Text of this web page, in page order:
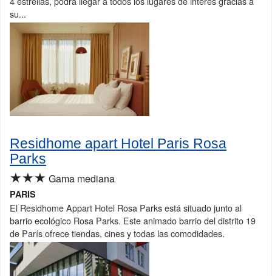
su...
Residhome apart Hotel Paris Rosa
Parks
★★★ Gama mediana
PARIS
El Residhome Appart Hotel Rosa Parks está situado junto al
barrio ecológico Rosa Parks. Este animado barrio del distrito 19
de París ofrece tiendas, cines y todas las comodidades.